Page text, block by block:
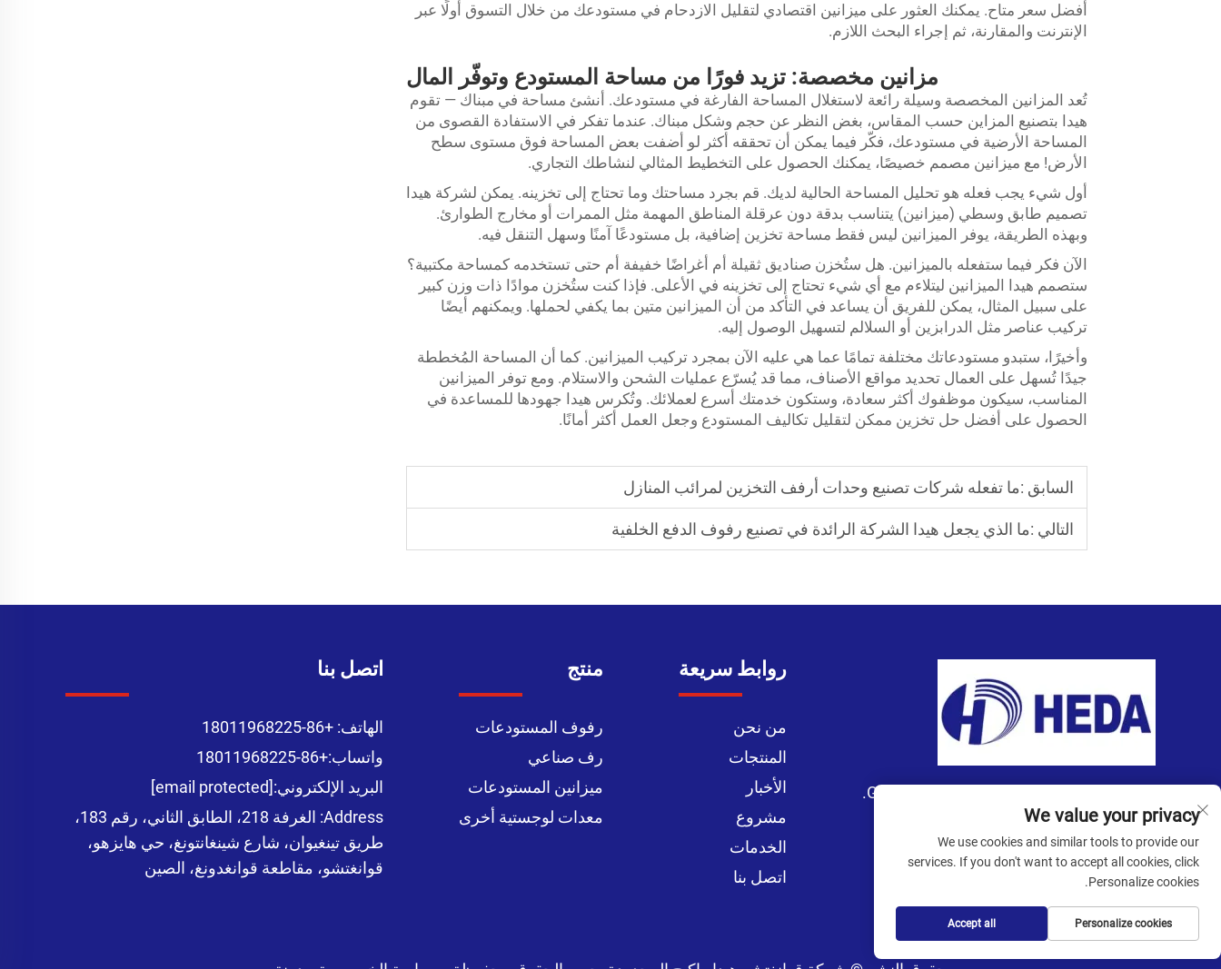
أفضل سعر متاح. يمكنك العثور على ميزانين اقتصادي لتقليل الازدحام في مستودعك من خلال التسوق أولًا عبر
الإنترنت والمقارنة، ثم إجراء البحث اللازم.
مزانين مخصصة: تزيد فورًا من مساحة المستودع وتوفّر المال
تُعد المزانين المخصصة وسيلة رائعة لاستغلال المساحة الفارغة في مستودعك. أنشئ مساحة في مبناك — تقوم
هيدا بتصنيع المزاين حسب المقاس، بغض النظر عن حجم وشكل مبناك. عندما تفكر في الاستفادة القصوى من
المساحة الأرضية في مستودعك، فكّر فيما يمكن أن تحققه أكثر لو أضفت بعض المساحة فوق مستوى سطح
الأرض! مع ميزانين مصمم خصيصًا، يمكنك الحصول على التخطيط المثالي لنشاطك التجاري.
أول شيء يجب فعله هو تحليل المساحة الحالية لديك. قم بجرد مساحتك وما تحتاج إلى تخزينه. يمكن لشركة هيدا
تصميم طابق وسطي (ميزانين) يتناسب بدقة دون عرقلة المناطق المهمة مثل الممرات أو مخارج الطوارئ.
وبهذه الطريقة، يوفر الميزانين ليس فقط مساحة تخزين إضافية، بل مستودعًا آمنًا وسهل التنقل فيه.
الآن فكر فيما ستفعله بالميزانين. هل ستُخزن صناديق ثقيلة أم أغراضًا خفيفة أم حتى تستخدمه كمساحة مكتبية؟
ستصمم هيدا الميزانين ليتلاءم مع أي شيء تحتاج إلى تخزينه في الأعلى. فإذا كنت ستُخزن موادًا ذات وزن كبير
على سبيل المثال، يمكن للفريق أن يساعد في التأكد من أن الميزانين متين بما يكفي لحملها. ويمكنهم أيضًا
تركيب عناصر مثل الدرابزين أو السلالم لتسهيل الوصول إليه.
وأخيرًا، ستبدو مستودعاتك مختلفة تمامًا عما هي عليه الآن بمجرد تركيب الميزانين. كما أن المساحة المُخططة
جيدًا تُسهل على العمال تحديد مواقع الأصناف، مما قد يُسرّع عمليات الشحن والاستلام. ومع توفر الميزانين
المناسب، سيكون موظفوك أكثر سعادة، وستكون خدمتك أسرع لعملائك. وتُكرس هيدا جهودها للمساعدة في
الحصول على أفضل حل تخزين ممكن لتقليل تكاليف المستودع وجعل العمل أكثر أمانًا.
السابق :ما تفعله شركات تصنيع وحدات أرفف التخزين لمرائب المنازل
التالي :ما الذي يجعل هيدا الشركة الرائدة في تصنيع رفوف الدفع الخلفية
روابط سريعة
من نحن
المنتجات
الأخبار
مشروع
الخدمات
اتصل بنا
منتج
رفوف المستودعات
رف صناعي
ميزانين المستودعات
معدات لوجستية أخرى
اتصل بنا
الهاتف: +86-18011968225
واتساب:+86-18011968225
البريد الإلكتروني:[email protected]
Address: الغرفة 218، الطابق الثاني، رقم 183،
طريق تينغيوان، شارع شينغانتونغ، حي هايزهو،
قوانغتشو، مقاطعة قوانغدونغ، الصين
We value your privacy
We use cookies and similar tools to provide our
services. If you don't want to accept all cookies, click
Personalize cookies.
Personalize cookies
Accept all